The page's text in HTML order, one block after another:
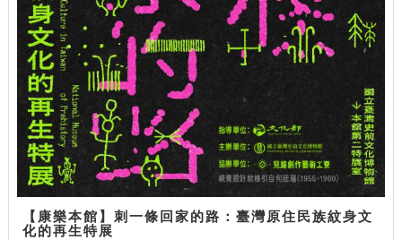
【康樂本館】刺一條回家的路：臺灣原住民族紋身文
化的再生特展